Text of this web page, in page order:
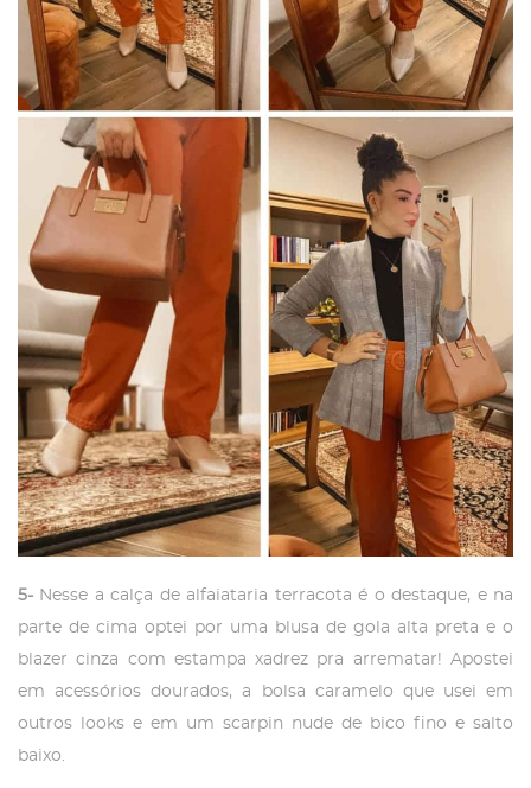
5- Nesse a calça de alfaiataria terracota é o destaque, e na
parte de cima optei por uma blusa de gola alta preta e o
blazer cinza com estampa xadrez pra arrematar! Apostei
em acessórios dourados, a bolsa caramelo que usei em
outros looks e em um scarpin nude de bico fino e salto
baixo.